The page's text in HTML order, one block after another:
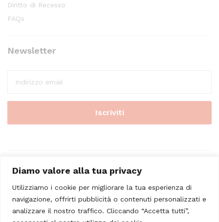
Diamo valore alla tua privacy
Utilizziamo i cookie per migliorare la tua esperienza di
navigazione, offrirti pubblicità o contenuti personalizzati e
analizzare il nostro traffico. Cliccando “Accetta tutti”,
Diritto di Recesso
FAQs
Newsletter
© 2023 - Casa Musicale Vicini. All Rights Reserved